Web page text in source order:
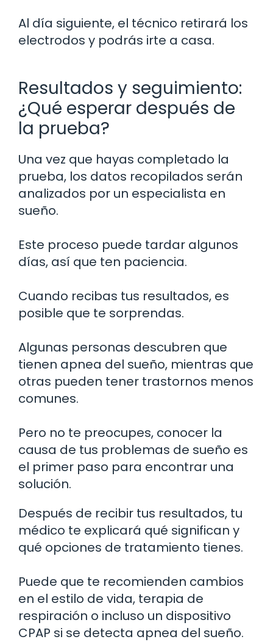
Al día siguiente, el técnico retirará los
electrodos y podrás irte a casa.
Resultados y seguimiento:
¿Qué esperar después de
la prueba?
Una vez que hayas completado la
prueba, los datos recopilados serán
analizados por un especialista en
sueño.
Este proceso puede tardar algunos
días, así que ten paciencia.
Cuando recibas tus resultados, es
posible que te sorprendas.
Algunas personas descubren que
tienen apnea del sueño, mientras que
otras pueden tener trastornos menos
comunes.
Pero no te preocupes, conocer la
causa de tus problemas de sueño es
el primer paso para encontrar una
solución.
Después de recibir tus resultados, tu
médico te explicará qué significan y
qué opciones de tratamiento tienes.
Puede que te recomienden cambios
en el estilo de vida, terapia de
respiración o incluso un dispositivo
CPAP si se detecta apnea del sueño.